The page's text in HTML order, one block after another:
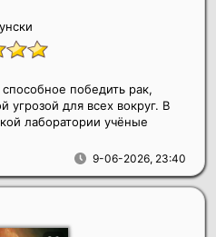
9-06-2026, 23:40
победить рак,
угрозой для всех вокруг. В
лаборатории учёные